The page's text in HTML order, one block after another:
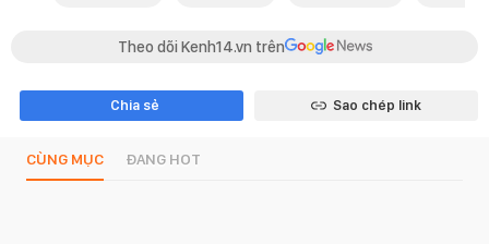
Theo dõi Kenh14.vn trên
Chia sẻ Sao chép link
CÙNG MỤC ĐANG HOT